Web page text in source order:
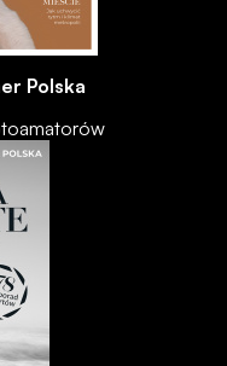
Polska